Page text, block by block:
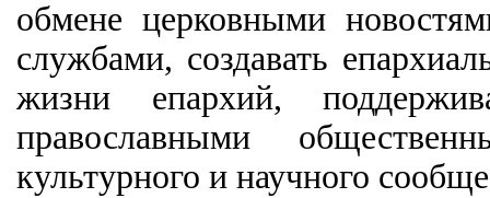
обмене церковными
службами, создавать
жизни епархий,
православными
культурного и научного